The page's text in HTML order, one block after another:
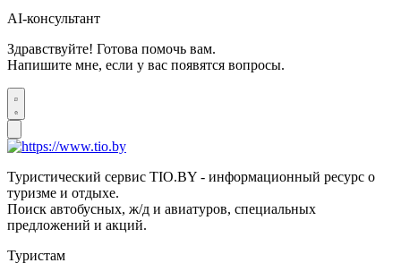
AI-консультант
Здравствуйте! Готова помочь вам.
Напишите мне, если у вас появятся вопросы.
Туристический сервис TIO.BY - информационный ресурс о
туризме и отдыхе.
Поиск автобусных, ж/д и авиатуров, специальных
предложений и акций.
Туристам